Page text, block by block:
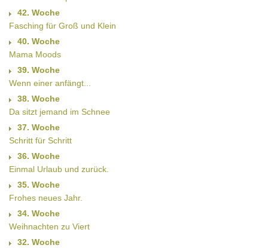
42. Woche
Fasching für Groß und Klein
40. Woche
Mama Moods
39. Woche
Wenn einer anfängt...
38. Woche
Da sitzt jemand im Schnee
37. Woche
Schritt für Schritt
36. Woche
Einmal Urlaub und zurück.
35. Woche
Frohes neues Jahr.
34. Woche
Weihnachten zu Viert
32. Woche